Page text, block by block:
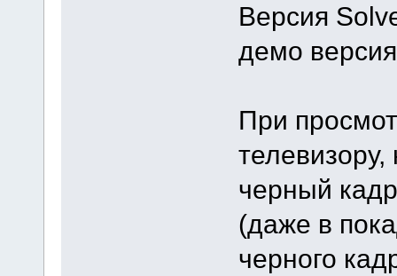
Версия
демо
При
телевизору,
черный
(даже в
черного